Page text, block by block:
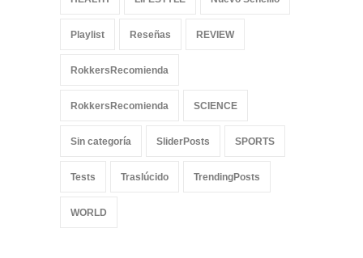
Playlist Reseñas REVIEW
RokkersRecomienda
RokkersRecomienda SCIENCE
Sin categoría SliderPosts SPORTS
Tests Traslúcido TrendingPosts
WORLD